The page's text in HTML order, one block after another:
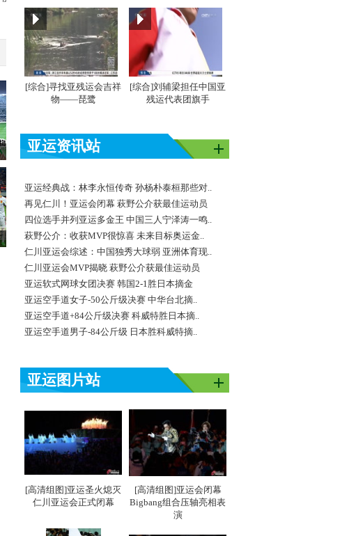
[综合]寻找亚残运会吉祥
物——琵鹭
[综合]刘辅梁担任中国亚
残运代表团旗手
亚运资讯站
亚运经典战：林李永恒传奇 孙杨朴泰桓那些对..
再见仁川！亚运会闭幕 萩野公介获最佳运动员
四位选手并列亚运多金王 中国三人宁泽涛一鸣..
萩野公介：收获MVP很惊喜 未来目标奥运金..
仁川亚运会综述：中国独秀大球弱 亚洲体育现..
仁川亚运会MVP揭晓 萩野公介获最佳运动员
亚运软式网球女团决赛 韩国2-1胜日本摘金
亚运空手道女子-50公斤级决赛 中华台北摘..
亚运空手道+84公斤级决赛 科威特胜日本摘..
亚运空手道男子-84公斤级 日本胜科威特摘..
亚运图片站
[高清组图]亚运圣火熄灭
仁川亚运会正式闭幕
[高清组图]亚运会闭幕
Bigbang组合压轴亮相表
演